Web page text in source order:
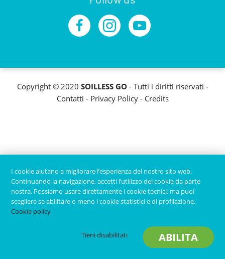
Copyright © 2020 SOILLESS GO - Tutti i diritti riservati -
Contatti - Privacy Policy- Credits
I cookie aiutano a migliorare l’esperienza del nostro sito web.
Continuando la navigazione, accetti l’utilizzo dei cookie da parte
nostra. Possiamo usare direttamente i cookie tecnici, ma puoi
scegliere se abilitare o meno i cookie statistici e di profilazione.
Cookie policy
ABILITA
Tieni disabilitati